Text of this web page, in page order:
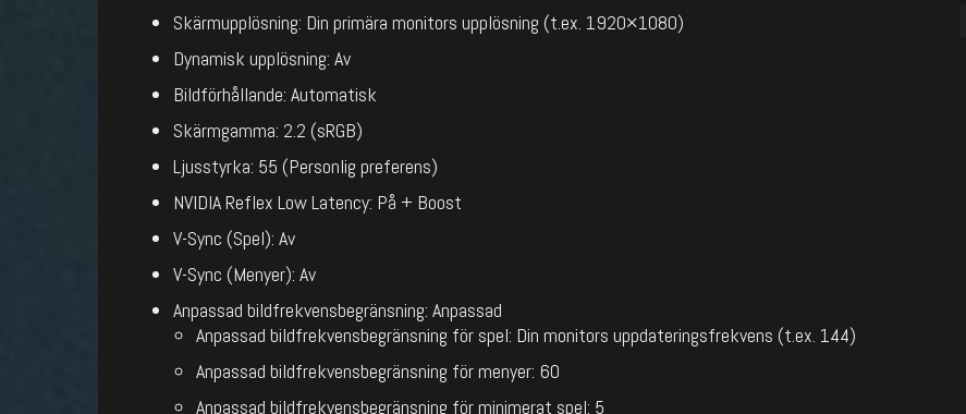
Skärmupplösning: Din primära monitors upplösning (t.ex. 1920×1080)
Dynamisk upplösning: Av
Bildförhållande: Automatisk
Skärmgamma: 2.2 (sRGB)
Ljusstyrka: 55 (Personlig preferens)
NVIDIA Reflex Low Latency: På + Boost
V-Sync (Spel): Av
V-Sync (Menyer): Av
Anpassad bildfrekvensbegränsning: Anpassad
Anpassad bildfrekvensbegränsning för spel: Din monitors uppdateringsfrekvens (t.ex. 144)
Anpassad bildfrekvensbegränsning för menyer: 60
Anpassad bildfrekvensbegränsning för minimerat spel: 5